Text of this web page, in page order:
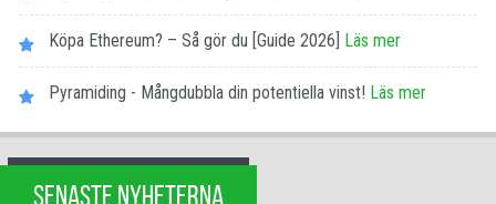
Köpa Ethereum? – Så gör du [Guide 2026] Läs mer
Pyramiding - Mångdubbla din potentiella vinst! Läs mer
SENASTE NYHETERNA